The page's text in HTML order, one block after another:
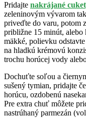
Pridajte nakrájané
zeleninovým vývarom
priveďte do varu, potom
približne 15 minút,
mäkké, polievku
na hladkú krémovú
trochu horúcej vody
Dochuťte soľou a
sušený tymian, pridajte
horúcu, ozdobenú
Pre extra chuť môžete
nastrúhaný parmezán